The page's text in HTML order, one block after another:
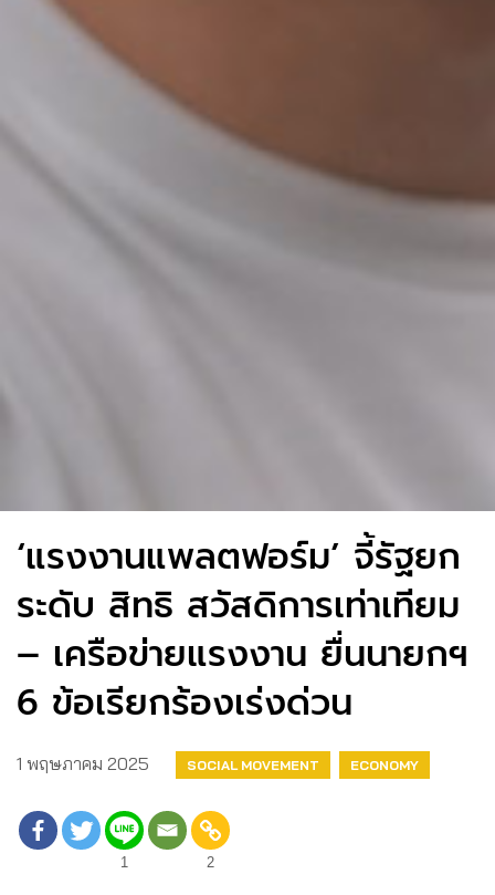
‘แรงงานแพลตฟอร์ม’ จี้รัฐยก
ระดับ สิทธิ สวัสดิการเท่าเทียม
– เครือข่ายแรงงาน ยื่นนายกฯ
6 ข้อเรียกร้องเร่งด่วน
1 พฤษภาคม 2025 SOCIAL MOVEMENT ECONOMY
1 2